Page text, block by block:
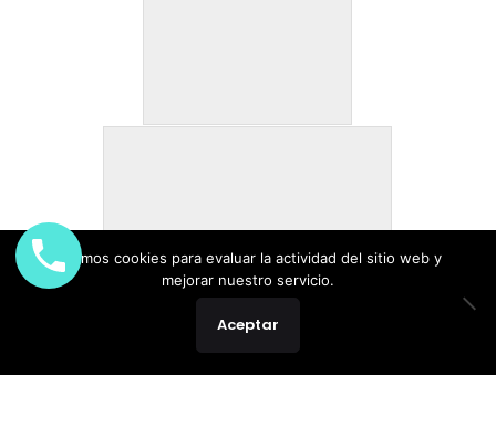
Usamos cookies para evaluar la actividad del sitio web y
mejorar nuestro servicio.
Aceptar